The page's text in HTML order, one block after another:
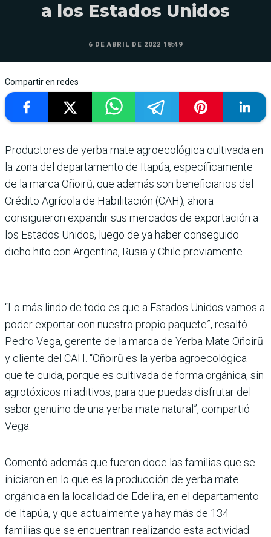
a los Estados Unidos
6 DE ABRIL DE 2022 18:49
Compartir en redes
Productores de yerba mate agroecológica cultivada en
la zona del departamento de Itapúa, específicamente
de la marca Oñoirũ, que además son beneficiarios del
Crédito Agrícola de Habilitación (CAH), ahora
consiguieron expandir sus mercados de exportación a
los Estados Unidos, luego de ya haber conseguido
dicho hito con Argentina, Rusia y Chile previamente.
“Lo más lindo de todo es que a Estados Unidos vamos a
poder exportar con nuestro propio paquete”, resaltó
Pedro Vega, gerente de la marca de Yerba Mate Oñoirũ
y cliente del CAH. “Oñoirũ es la yerba agroecológica
que te cuida, porque es cultivada de forma orgánica, sin
agrotóxicos ni aditivos, para que puedas disfrutar del
sabor genuino de una yerba mate natural”, compartió
Vega.
Comentó además que fueron doce las familias que se
iniciaron en lo que es la producción de yerba mate
orgánica en la localidad de Edelira, en el departamento
de Itapúa, y que actualmente ya hay más de 134
familias que se encuentran realizando esta actividad.